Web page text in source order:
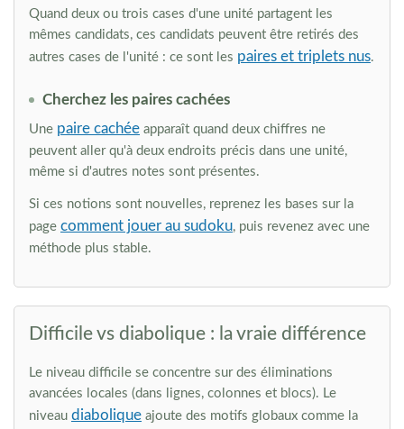
Quand deux ou trois cases d'une unité partagent les
mêmes candidats, ces candidats peuvent être retirés des
autres cases de l'unité : ce sont les paires et triplets nus.
Cherchez les paires cachées
Une paire cachée apparaît quand deux chiffres ne
peuvent aller qu'à deux endroits précis dans une unité,
même si d'autres notes sont présentes.
Si ces notions sont nouvelles, reprenez les bases sur la
page comment jouer au sudoku, puis revenez avec une
méthode plus stable.
Difficile vs diabolique : la vraie différence
Le niveau difficile se concentre sur des éliminations
avancées locales (dans lignes, colonnes et blocs). Le
niveau diabolique ajoute des motifs globaux comme la